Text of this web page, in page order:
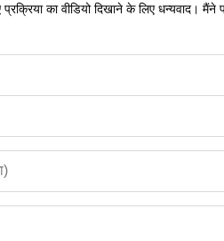
का वीडियो दिखाने के लिए धन्यवाद।